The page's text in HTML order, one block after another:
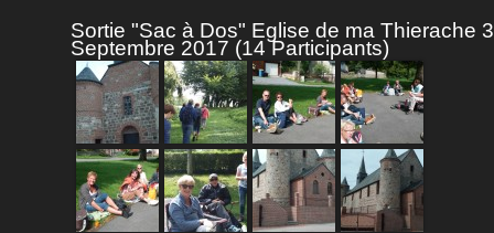
Sortie "Sac à Dos" Eglise de ma Thierache 3
Septembre 2017 (14 Participants)